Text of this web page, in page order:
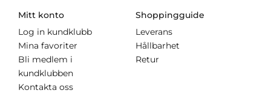
Mitt konto
Log in kundklubb
Mina favoriter
Bli medlem i
kundklubben
Kontakta oss
Shoppingguide
Leverans
Hållbarhet
Retur